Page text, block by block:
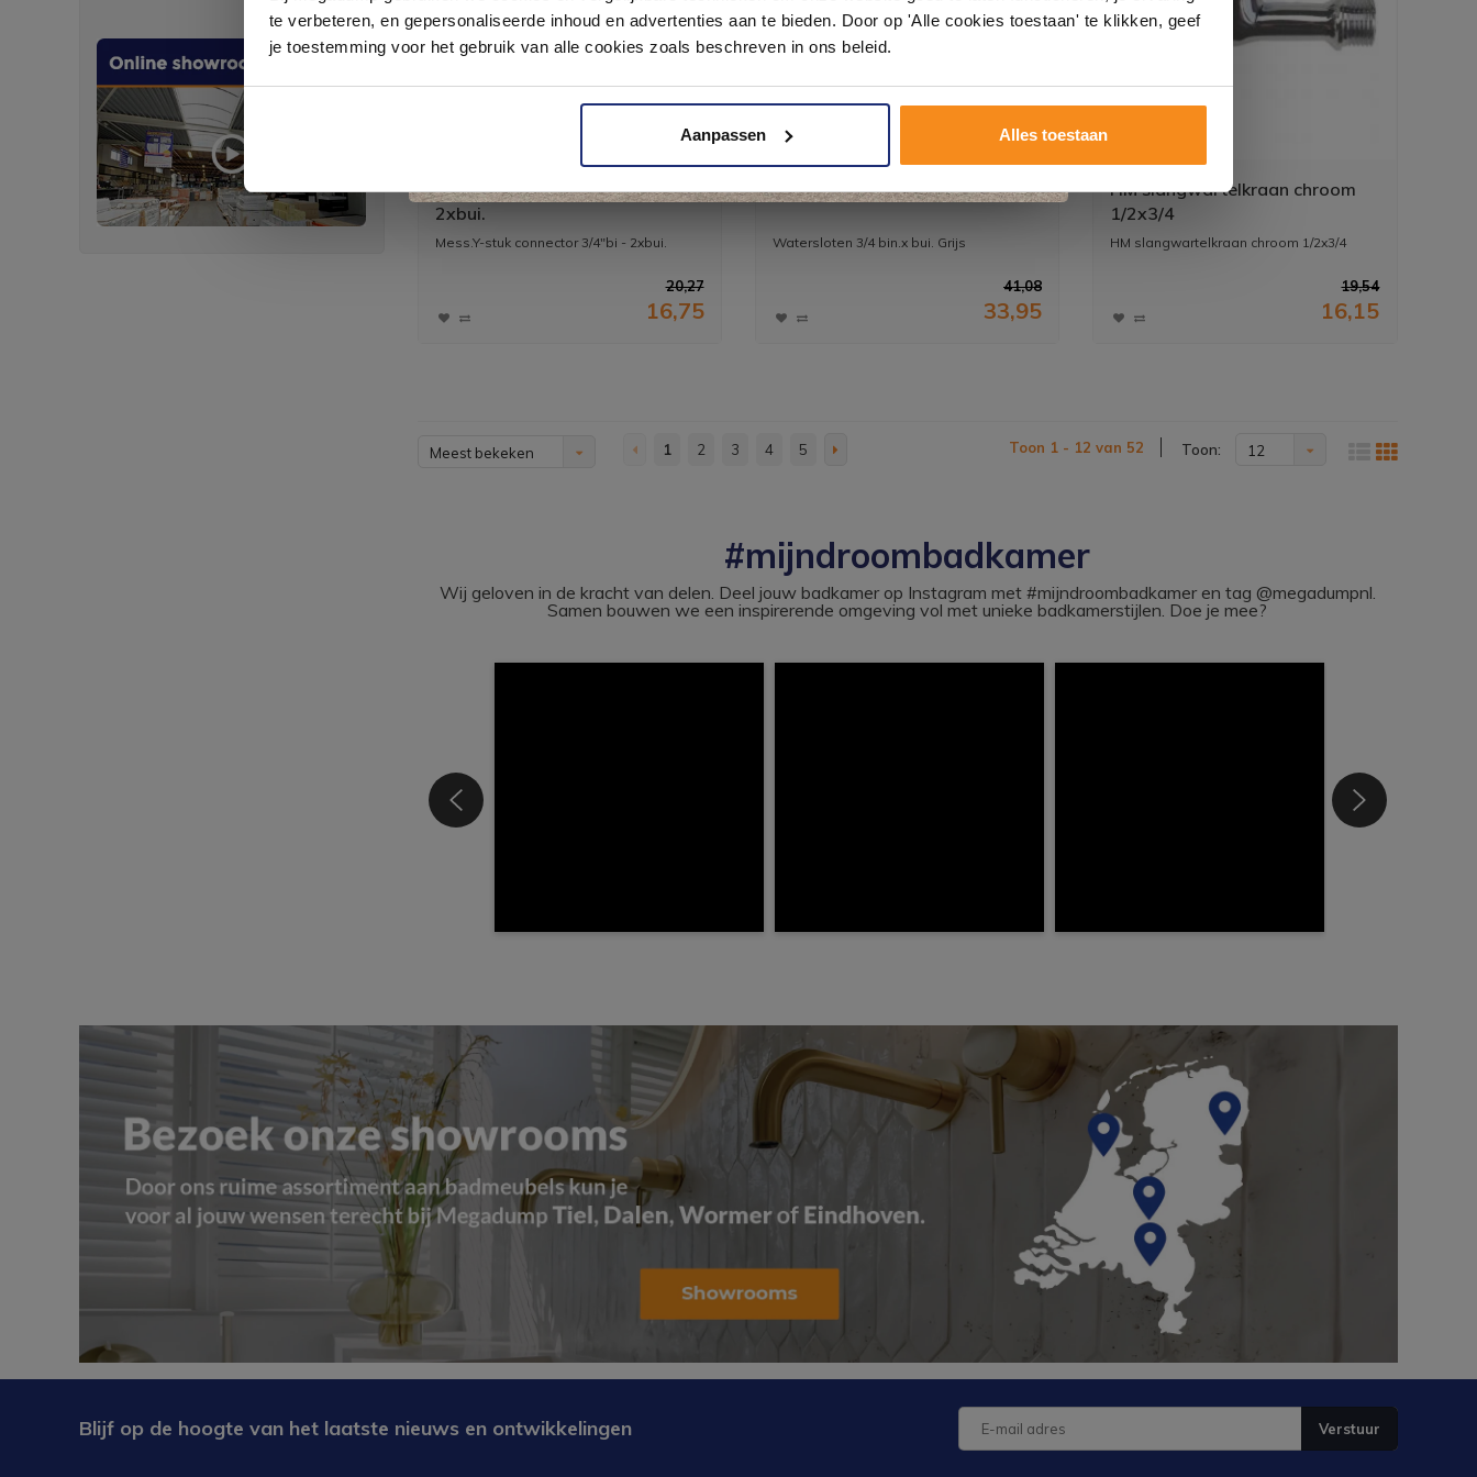
te verbeteren, en gepersonaliseerde inhoud en advertenties aan te bieden. Door op 'Alle cookies toestaan' te klikken, geef
je toestemming voor het gebruik van alle cookies zoals beschreven in ons beleid.
Aanpassen Alles toestaan
Mess.Y-stuk connector 3/4''bi -
2xbui.
Mess.Y-stuk connector 3/4"bi - 2xbui.
20,27
16,75
Watersloten 3/4 bin.x bui. Grijs
Watersloten 3/4 bin.x bui. Grijs
41,08
33,95
HM slangwartelkraan chroom
1/2x3/4
HM slangwartelkraan chroom 1/2x3/4
19,54
16,15
Meest bekeken 1 2 3 4 5 Toon 1 - 12 van 52 Toon: 12
#mijndroombadkamer
Wij geloven in de kracht van delen. Deel jouw badkamer op Instagram met #mijndroombadkamer en tag @megadumpnl.
Samen bouwen we een inspirerende omgeving vol met unieke badkamerstijlen. Doe je mee?
Blijf op de hoogte van het laatste nieuws en ontwikkelingen Verstuur
& sanitair direct uit voorraad. Gratis parkeren op eigen terrein.
Kom langs en ervaar zelf het verschil!